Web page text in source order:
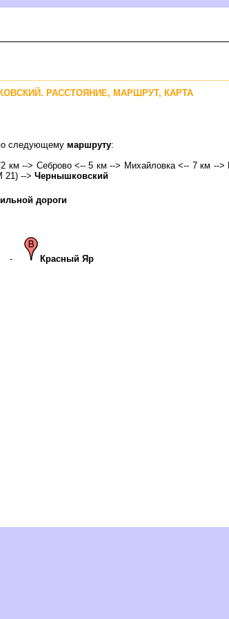
РАССТОЯНИЕ, МАРШРУТ, КАРТА
следующему маршруту:
км --> Себрово <-- 5 км --> Михайловка <-- 7 км --
21) --> Чернышковский
дороги
Красный Яр